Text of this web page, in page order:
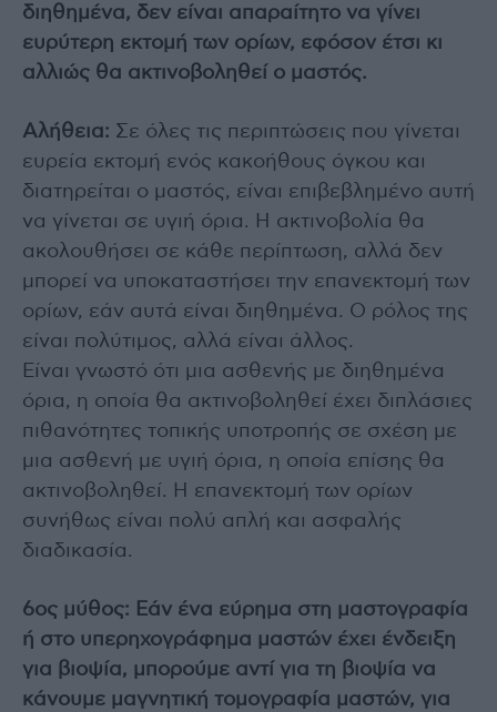
διηθημένα, δεν είναι απαραίτητο να γίνει
ευρύτερη εκτομή των ορίων, εφόσον έτσι κι
αλλιώς θα ακτινοβοληθεί ο μαστός.
Αλήθεια: Σε όλες τις περιπτώσεις που γίνεται
ευρεία εκτομή ενός κακοήθους όγκου και
διατηρείται ο μαστός, είναι επιβεβλημένο αυτή
να γίνεται σε υγιή όρια. Η ακτινοβολία θα
ακολουθήσει σε κάθε περίπτωση, αλλά δεν
μπορεί να υποκαταστήσει την επανεκτομή των
ορίων, εάν αυτά είναι διηθημένα. Ο ρόλος της
είναι πολύτιμος, αλλά είναι άλλος.
Είναι γνωστό ότι μια ασθενής με διηθημένα
όρια, η οποία θα ακτινοβοληθεί έχει διπλάσιες
πιθανότητες τοπικής υποτροπής σε σχέση με
μια ασθενή με υγιή όρια, η οποία επίσης θα
ακτινοβοληθεί. Η επανεκτομή των ορίων
συνήθως είναι πολύ απλή και ασφαλής
διαδικασία.
6ος μύθος: Εάν ένα εύρημα στη μαστογραφία
ή στο υπερηχογράφημα μαστών έχει ένδειξη
για βιοψία, μπορούμε αντί για τη βιοψία να
κάνουμε μαγνητική τομογραφία μαστών, για